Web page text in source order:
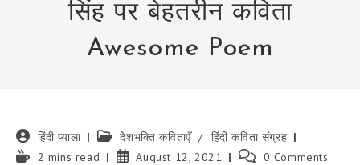
सिंह पर बेहतरीन कविता
Awesome Poem
Post
author:
हिंदी प्याला
Post
category:
देशभक्ति कविताएँ / हिंदी कविता संग्रह
Reading2 mins read
PostAugust 12, 2021
Post 0 Comments